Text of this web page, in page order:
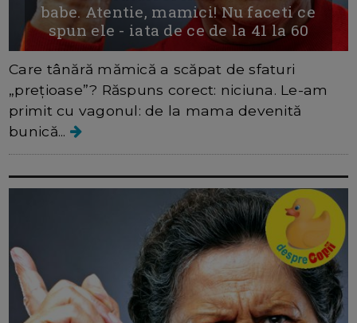
babe. Atentie, mamici! Nu faceti ce
spun ele - iata de ce de la 41 la 60
Care tânără mămică a scăpat de sfaturi
„prețioase”? Răspuns corect: niciuna. Le-am
primit cu vagonul: de la mama devenită
bunică...